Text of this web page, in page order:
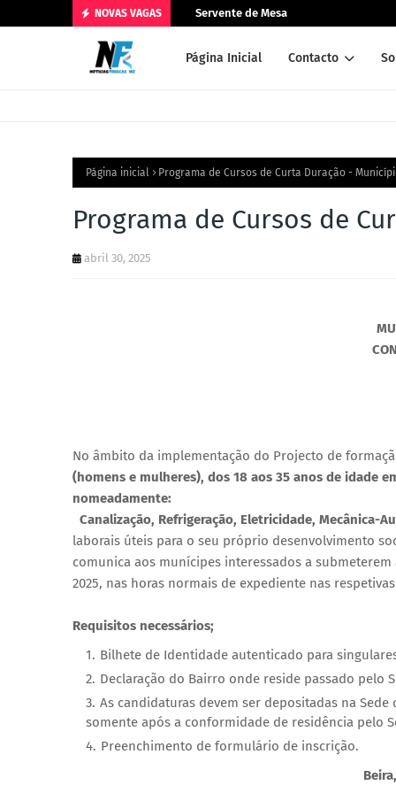
NOVAS VAGAS Servente de Mesa
Página Inicial Contacto
Página inicial Programa de Cursos de Curta Duração -
Programa de Cursos de
abril 30, 2025
No âmbito da implementação do Projecto de
(homens e mulheres), dos 18 aos 35 anos de idade
nomeadamente:
Canalização, Refrigeração, Eletricidade, Mecânica-
laborais úteis para o seu próprio desenvolvimento
comunica aos munícipes interessados a
2025, nas horas normais de expediente nas
Requisitos necessários;
Bilhete de Identidade autenticado para
Declaração do Bairro onde reside passado pelo
As candidaturas devem ser depositadas na
somente após a conformidade de residência pelo
Preenchimento de formulário de inscrição.